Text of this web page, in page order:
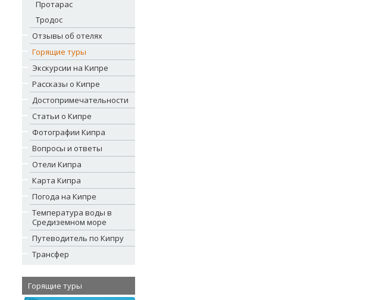
Протарас
Тродос
Отзывы об отелях
Горящие туры
Экскурсии на Кипре
Рассказы о Кипре
Достопримечательности
Статьи о Кипре
Фотографии Кипра
Вопросы и ответы
Отели Кипра
Карта Кипра
Погода на Кипре
Температура воды в
Средиземном море
Путеводитель по Кипру
Трансфер
Горящие туры